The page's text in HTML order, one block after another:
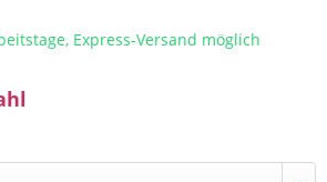
Express-Versand möglich